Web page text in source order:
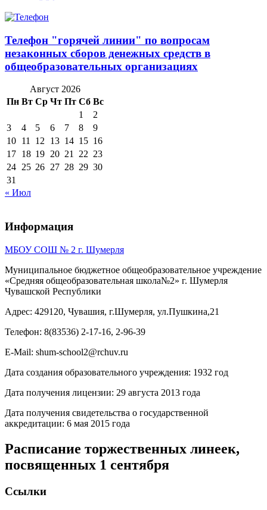
Телефон "горячей линии" по вопросам
незаконных сборов денежных средств в
общеобразовательных организациях
Август 2026
Пн Вт Ср Чт Пт Сб Вс
1
2
3
4 5 6 7 8
9
10 11 12 13 14 15 16
17 18 19 20 21 22 23
24 25 26 27 28 29 30
31
« Июл
Информация
МБОУ СОШ № 2 г. Шумерля
Муниципальное бюджетное общеобразовательное учреждение
«Средняя общеобразовательная школа№2» г. Шумерля
Чувашской Республики
Адрес: 429120, Чувашия, г.Шумерля, ул.Пушкина,21
Телефон: 8(83536) 2-17-16, 2-96-39
E-Mail: shum-school2@rchuv.ru
Дата создания образовательного учреждения: 1932 год
Дата получения лицензии: 29 августа 2013 года
Дата получения свидетельства о государственной
аккредитации: 6 мая 2015 года
Расписание торжественных линеек,
посвященных 1 сентября
Ссылки